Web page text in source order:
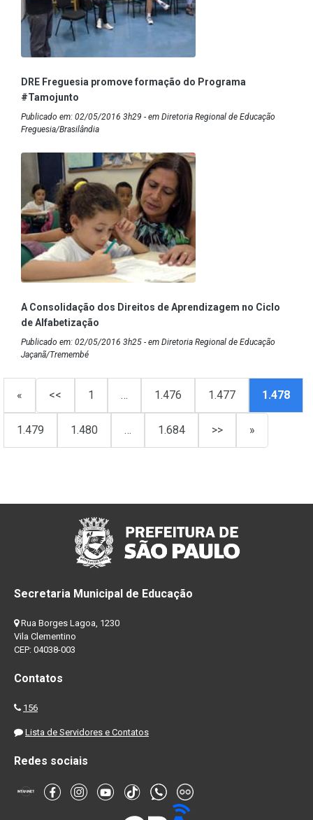
DRE Freguesia promove formação do Programa
#Tamojunto
Publicado em: 02/05/2016 3h29 - em Diretoria Regional de Educação
Freguesia/Brasilândia
A Consolidação dos Direitos de Aprendizagem no Ciclo
de Alfabetização
Publicado em: 02/05/2016 3h25 - em Diretoria Regional de Educação
Jaçanã/Tremembé
« << 1 … 1.476 1.477 1.478
1.479 1.480 … 1.684 >> »
Secretaria Municipal de Educação
Rua Borges Lagoa, 1230
Vila Clementino
CEP: 04038-003
Contatos
156
Lista de Servidores e Contatos
Redes sociais